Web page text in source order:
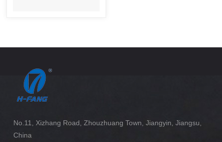
No.11, Xizhang Road, Zhouzhuang Town, Jiangyin, Jiangsu,
China